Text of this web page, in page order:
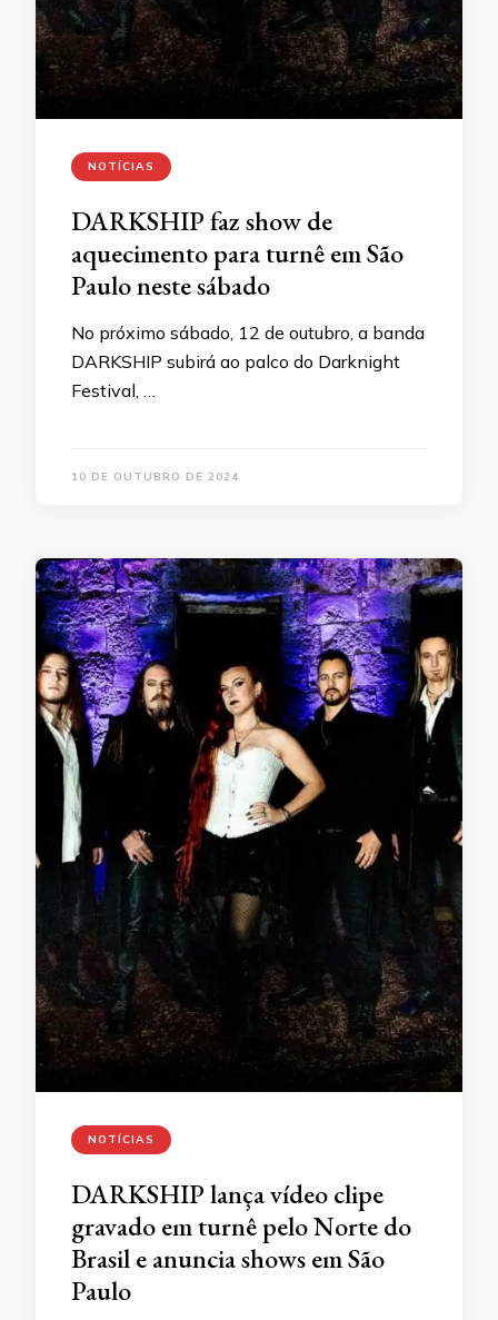
NOTÍCIAS
DARKSHIP faz show de
aquecimento para turnê em São
Paulo neste sábado
No próximo sábado, 12 de outubro, a banda
DARKSHIP subirá ao palco do Darknight
Festival, …
10 DE OUTUBRO DE 2024
NOTÍCIAS
DARKSHIP lança vídeo clipe
gravado em turnê pelo Norte do
Brasil e anuncia shows em São
Paulo